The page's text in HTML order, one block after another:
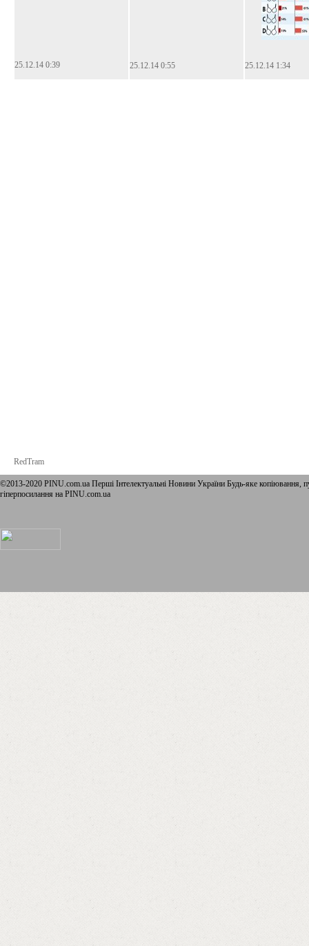
25.12.14 0:39 25.12.14 0:55 25.12.14 1:34
RedTram
©2013-2020 PINU.com.ua Перші Інтелектуальні Новини України Будь-яке копiювання,
гіперпосилання на PINU.com.ua